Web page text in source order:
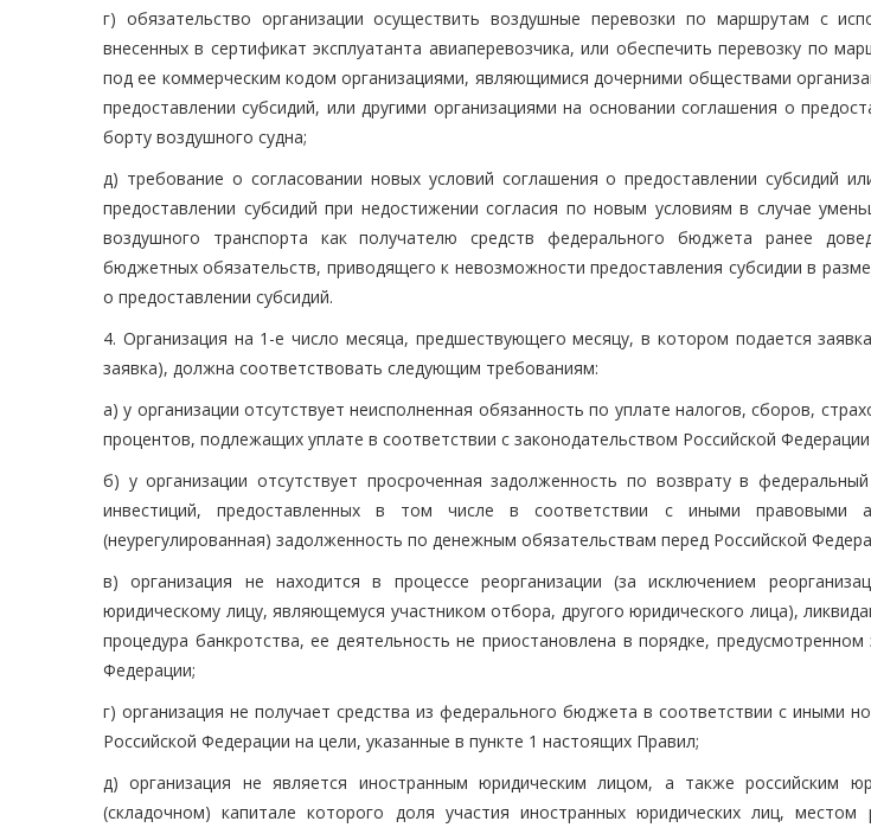
г) обязательство организации осуществить воздушные перевозки по маршрутам с
внесенных в сертификат эксплуатанта авиаперевозчика, или обеспечить перевозку по
под ее коммерческим кодом организациями, являющимися дочерними обществами
предоставлении субсидий, или другими организациями на основании соглашения о
борту воздушного судна;
д) требование о согласовании новых условий соглашения о предоставлении субсидий
предоставлении субсидий при недостижении согласия по новым условиям в случае
воздушного транспорта как получателю средств федерального бюджета ранее
бюджетных обязательств, приводящего к невозможности предоставления субсидии в
о предоставлении субсидий.
4. Организация на 1-е число месяца, предшествующего месяцу, в котором подается
заявка), должна соответствовать следующим требованиям:
а) у организации отсутствует неисполненная обязанность по уплате налогов, сборов,
процентов, подлежащих уплате в соответствии с законодательством Российской
б) у организации отсутствует просроченная задолженность по возврату в
инвестиций, предоставленных в том числе в соответствии с иными правовыми
(неурегулированная) задолженность по денежным обязательствам перед Российской
в) организация не находится в процессе реорганизации (за исключением
юридическому лицу, являющемуся участником отбора, другого юридического лица),
процедура банкротства, ее деятельность не приостановлена в порядке, предусмотренном
Федерации;
г) организация не получает средства из федерального бюджета в соответствии с иными
Российской Федерации на цели, указанные в пункте 1 настоящих Правил;
д) организация не является иностранным юридическим лицом, а также российским
(складочном) капитале которого доля участия иностранных юридических лиц, местом